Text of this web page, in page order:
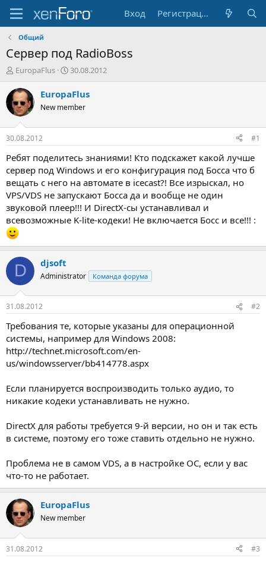
Вход Регистрация
Общий
Сервер под RadioBoss
А
т
о
р
т
е
м
ы
EuropaFlus
Д
т
н
а
л
30.08.2012
EuropaFlus
New member
30.08.2012 #1
Ребят поделитесь знаниями! Кто подскажет какой лучше
сервер под Windows и его конфигурация под Босса что б
вещать с него на автомате в icecast?! Все изрыскал, но
VPS/VDS не запускают Босса да и вообще не один
звуковой плеер!!! И DirectX-сы устанавливал и
всевозможные K-lite-кодеки! Не включается Босс и все!!! :
D djsoft
Administrator Команда форума
31.08.2012 #2
Требования те, которые указаны для операционной
системы, например для Windows 2008:
http://technet.microsoft.com/en-
us/windowsserver/bb414778.aspx
Если планируется воспроизводить только аудио, то
никакие кодеки устанавливать не нужно.
DirectX для работы требуется 9-й версии, но он и так есть
в системе, поэтому его тоже ставить отдельно не нужно.
Проблема не в самом VDS, а в настройке ОС, если у вас
что-то не работает.
EuropaFlus
New member
31.08.2012 #3